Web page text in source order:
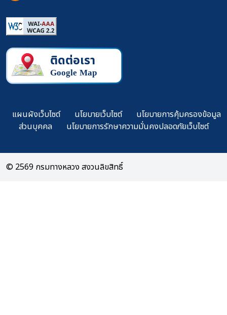
แผนผังเว็บไซต์ นโยบายเว็บไซต์
นโยบายการคุ้มครองข้อมูล
ส่วนบุคคล
นโยบายการรักษาความมั่นคงปลอดภัยเว็บไซต์
© 2569 กรมทางหลวง สงวนลิขสิทธิ์